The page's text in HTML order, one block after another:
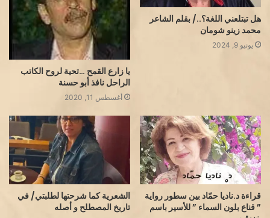
هل تبتلعني اللغة؟../ بقلم الشاعر
محمد زينو شومان
يونيو 9, 2024
يا زارع القمح …تحية لروح الكاتب
الراحل نافذ أبو حسنة
أغسطس 11, 2020
قراءة د.ناديا حمّاد بين سطور رواية
” قناع بلون السماء ” للأسير باسم
الشعرية كما شرحتها لطلبتي/ في
تاريخ المصطلح و أصله